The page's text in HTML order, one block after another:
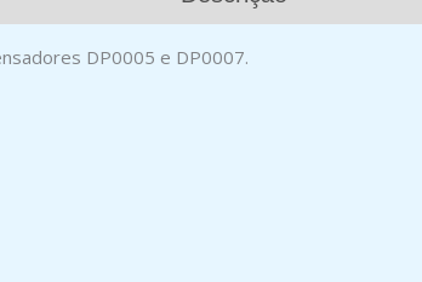
DP0005 e DP0007.